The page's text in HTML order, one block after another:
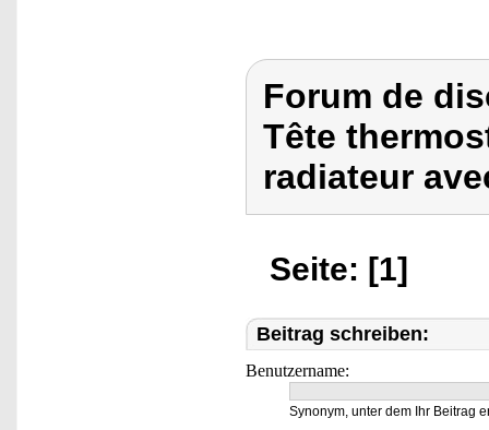
Forum de
Tête
radiateur
Seite: [1]
Beitrag schreiben:
Benutzername:
Synonym, unter dem Ihr Beitrag